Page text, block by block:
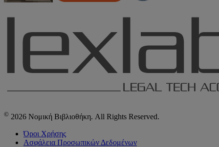
© 2026 Νομική Βιβλιοθήκη. All Rights Reserved.
Όροι Χρήσης
Ασφάλεια Προσωπικών Δεδομένων